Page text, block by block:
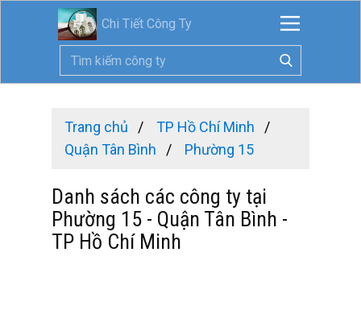
Chi Tiết Công Ty
Trang chủ
TP Hồ Chí Minh
Quận Tân Bình
Phường 15
Danh sách các công ty tại
Phường 15 - Quận Tân Bình -
TP Hồ Chí Minh